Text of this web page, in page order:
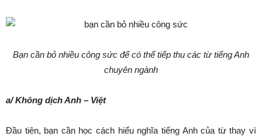
Bạn cần bỏ nhiều công sức để có thể tiếp thu các từ tiếng Anh
chuyên ngành
a/ Không dịch Anh – Việt
Đầu tiên, bạn cần học cách hiểu nghĩa tiếng Anh của từ thay vì